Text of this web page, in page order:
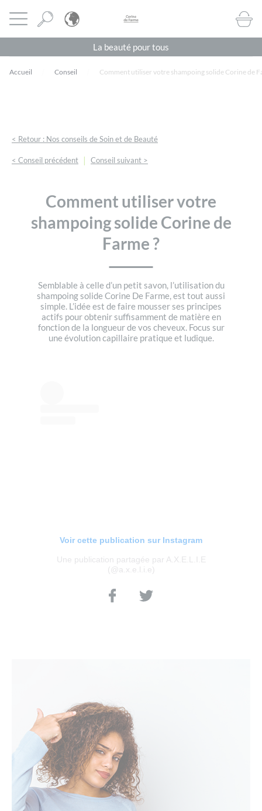
Ouvrir le menu CORINE DE FARME BE
La beauté pour tous
Accueil Conseil Comment utiliser votre shampoing solide Corine de
< Retour : Nos conseils de Soin et de Beauté
< Conseil précédent | Conseil suivant >
Comment utiliser votre
shampoing solide Corine de
Farme ?
Semblable à celle d’un petit savon, l’utilisation du
shampoing solide Corine De Farme, est tout aussi
simple. L’idée est de faire mousser ses principes
actifs pour obtenir suffisamment de matière en
fonction de la longueur de vos cheveux. Focus sur
une évolution capillaire pratique et ludique.
Voir cette publication sur Instagram
Une publication partagée par A.X.E.L.I.E
(@a.x.e.l.i.e)